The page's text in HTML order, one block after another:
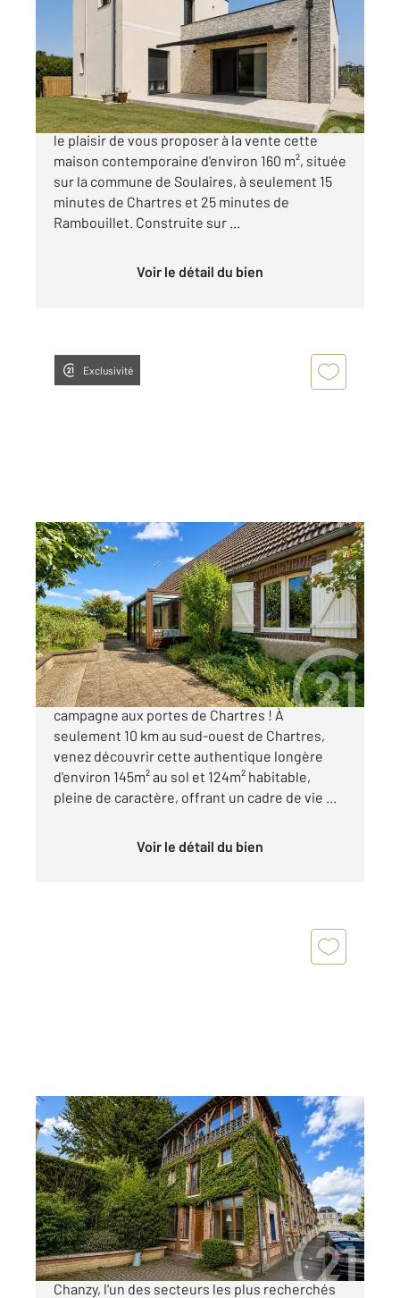
Ref : 28389
Maison à vendre
349 000 €
SOULAIRES Century 21 Maitrejean Immobilier a
le plaisir de vous proposer à la vente cette
maison contemporaine d'environ 160 m², située
sur la commune de Soulaires, à seulement 15
minutes de Chartres et 25 minutes de
Rambouillet. Construite sur ...
Voir le détail du bien
Exclusivité
CHARTRES 28
145 m2, 5 pièces
Ref : 28128
Maison à vendre
249 900 €
EXCLUSIVITE - LONGERE Le charme de la
campagne aux portes de Chartres ! À
seulement 10 km au sud-ouest de Chartres,
venez découvrir cette authentique longère
d'environ 145m² au sol et 124m² habitable,
pleine de caractère, offrant un cadre de vie ...
Voir le détail du bien
CHARTRES 28
81 m2, 3 pièces
Ref : 27652
Maison à vendre
220 000 €
CHARTRES - CHANZY Située dans le quartier
Chanzy, l'un des secteurs les plus recherchés